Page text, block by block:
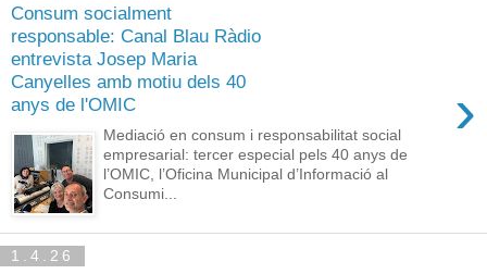
Consum socialment
responsable: Canal Blau Ràdio
entrevista Josep Maria
Canyelles amb motiu dels 40
anys de l'OMIC
›
Mediació en consum i responsabilitat social
empresarial: tercer especial pels 40 anys de
l’OMIC, l’Oficina Municipal d’Informació al
Consumi...
1.4.26